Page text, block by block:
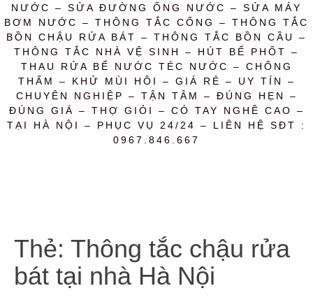
NƯỚC – SỬA ĐƯỜNG ỐNG NƯỚC – SỬA MÁY
BƠM NƯỚC – THÔNG TẮC CỐNG – THÔNG TẮC
BỒN CHẬU RỬA BÁT – THÔNG TẮC BỒN CẦU –
THÔNG TẮC NHÀ VỆ SINH – HÚT BỂ PHỐT –
THAU RỬA BỂ NƯỚC TÉC NƯỚC – CHỐNG
THẤM – KHỬ MÙI HÔI – GIÁ RẺ – UY TÍN –
CHUYÊN NGHIỆP – TẬN TÂM – ĐÚNG HẸN –
ĐÚNG GIÁ – THỢ GIỎI – CÓ TAY NGHỀ CAO –
TẠI HÀ NỘI – PHỤC VỤ 24/24 – LIÊN HỆ SĐT :
0967.846.667
Thẻ: Thông tắc chậu rửa
bát tại nhà Hà Nội